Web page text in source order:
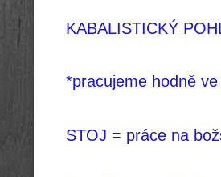
KABALISTICKÝ
*pracujeme hodně
STOJ = práce na